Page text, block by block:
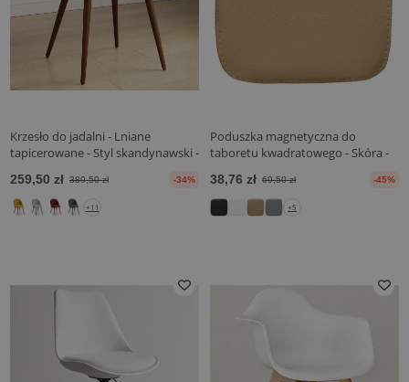
Krzesło do jadalni - Lniane
tapicerowane - Styl skandynawski -
259,50 zł 389,50 zł -34%
+11
Poduszka magnetyczna do
taboretu kwadratowego - Skóra -
38,76 zł 69,50 zł -45%
+5